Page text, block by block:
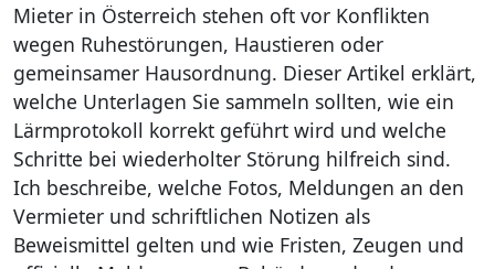
Mieter in Österreich stehen oft vor Konflikten
wegen Ruhestörungen, Haustieren oder
gemeinsamer Hausordnung. Dieser Artikel erklärt,
welche Unterlagen Sie sammeln sollten, wie ein
Lärmprotokoll korrekt geführt wird und welche
Schritte bei wiederholter Störung hilfreich sind.
Ich beschreibe, welche Fotos, Meldungen an den
Vermieter und schriftlichen Notizen als
Beweismittel gelten und wie Fristen, Zeugen und